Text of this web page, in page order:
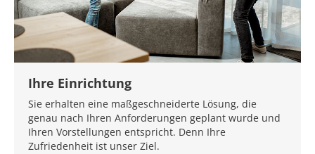
Ihre Einrichtung
Sie erhalten eine maßgeschneiderte Lösung, die
genau nach Ihren Anforderungen geplant wurde und
Ihren Vorstellungen entspricht. Denn Ihre
Zufriedenheit ist unser Ziel.